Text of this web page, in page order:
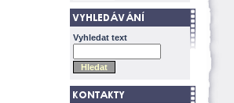
Vyhledat text